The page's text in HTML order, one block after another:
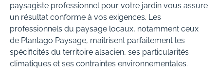
paysagiste professionnel pour votre jardin vous assure
un résultat conforme à vos exigences. Les
professionnels du paysage locaux, notamment ceux
de Plantago Paysage, maîtrisent parfaitement les
spécificités du territoire alsacien, ses particularités
climatiques et ses contraintes environnementales.